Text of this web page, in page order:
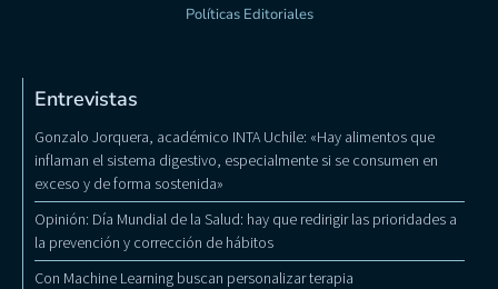
Políticas Editoriales
Entrevistas
Gonzalo Jorquera, académico INTA Uchile: «Hay alimentos que
inflaman el sistema digestivo, especialmente si se consumen en
exceso y de forma sostenida»
Opinión: Día Mundial de la Salud: hay que redirigir las prioridades a
la prevención y corrección de hábitos
Con Machine Learning buscan personalizar terapia